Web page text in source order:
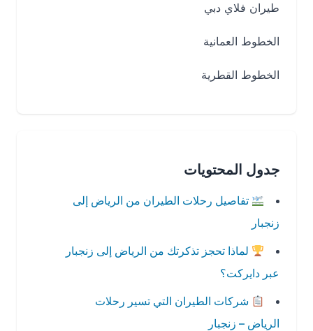
طيران فلاي دبي
الخطوط العمانية
الخطوط القطرية
جدول المحتويات
تفاصيل رحلات الطيران من الرياض إلى
لماذا تحجز تذكرتك من الرياض إلى زنجبار
عبر دايركت؟
شركات الطيران التي تسير رحلات
الرياض – زنجبار